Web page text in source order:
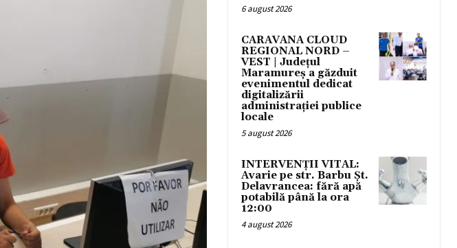
6 august 2026
CARAVANA CLOUD
REGIONAL NORD –
VEST | Județul
Maramureș a găzduit
evenimentul dedicat
digitalizării
administrației publice
locale
5 august 2026
INTERVENȚII VITAL:
Avarie pe str. Barbu Șt.
Delavrancea: fără apă
potabilă până la ora
12:00
4 august 2026